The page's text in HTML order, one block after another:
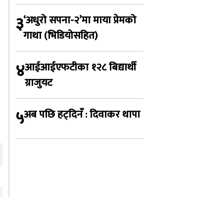
३‘अधुरो सपना-२’मा माया प्रेमको
गाथा (भिडियोसहित)
४आईआईएफटीका १२८ बिद्यार्थी
ग्राजुयट
५अब पछि हट्दिनँ : दिवाकर थापा